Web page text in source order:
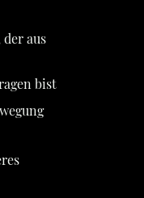
aus
bist